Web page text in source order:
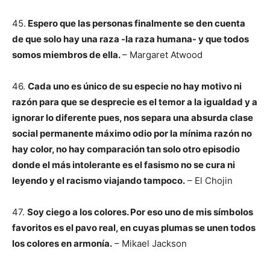
45. Espero que las personas finalmente se den cuenta
de que solo hay una raza -la raza humana- y que todos
somos miembros de ella.– Margaret Atwood
46. Cada uno es único de su especie no hay motivo ni
razón para que se desprecie es el temor a la igualdad y a
ignorar lo diferente pues, nos separa una absurda clase
social permanente máximo odio por la mínima razón no
hay color, no hay comparación tan solo otro episodio
donde el más intolerante es el fasismo no se cura ni
leyendo y el racismo viajando tampoco. – El Chojin
47. Soy ciego a los colores. Por eso uno de mis símbolos
favoritos es el pavo real, en cuyas plumas se unen todos
los colores en armonía. – Mikael Jackson